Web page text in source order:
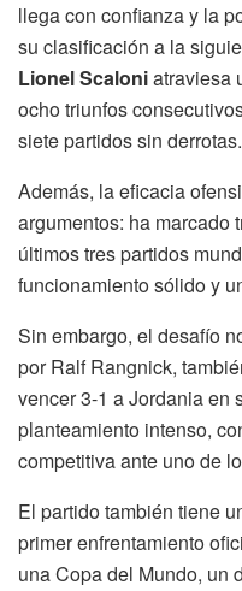
llega con confianza y la
su clasificación a la
Lionel Scaloniatraviesa
ocho triunfos
siete partidos sin derrotas.
Además, la eficacia
argumentos: ha marcado
últimos tres partidos
funcionamiento sólido y
Sin embargo, el desafío
por Ralf Rangnick,
vencer 3-1 a Jordania en
planteamiento intenso,
competitiva ante uno de
El partido también tiene
primer enfrentamiento
una Copa del Mundo, un